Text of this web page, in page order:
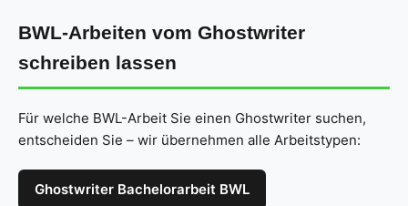
BWL-Arbeiten vom Ghostwriter
schreiben lassen
Für welche BWL-Arbeit Sie einen Ghostwriter suchen,
entscheiden Sie – wir übernehmen alle Arbeitstypen:
Ghostwriter Bachelorarbeit BWL